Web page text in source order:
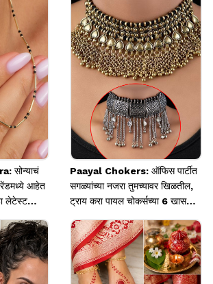
तुम्ही ब्लाउज शिवायच्या टेन्शनशिवाय खूप
सुंदर दिसू शकता.
सोन्याचं
आहेत
लेटेस्ट
Paayal Chokers: ऑफिस पार्टीत
सगळ्यांच्या नजरा तुमच्यावर खिळतील,
ट्राय करा पायल चोकर्सच्या 6 खास